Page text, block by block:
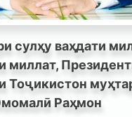
сулҳу ваҳдати
миллат,
Тоҷикистон
Раҳмон